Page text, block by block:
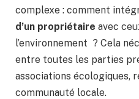
complexe : comment
d’un propriétaire avec
l’environnement ? Cela
entre toutes les parties
associations écologiques,
communauté locale.